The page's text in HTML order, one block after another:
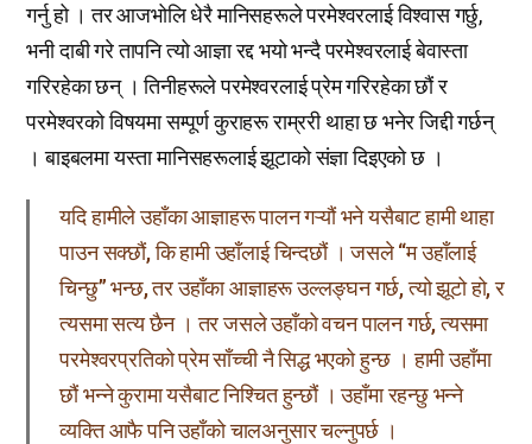
गर्नु हो । तर आजभोलि धेरै मानिसहरूले परमेश्वरलाई विश्वास गर्छु,
भनी दाबी गरे तापनि त्यो आज्ञा रद्द भयो भन्दै परमेश्वरलाई बेवास्ता
गरिरहेका छन् । तिनीहरूले परमेश्वरलाई प्रेम गरिरहेका छौं र
परमेश्वरको विषयमा सम्पूर्ण कुराहरू राम्ररी थाहा छ भनेर जिद्दी गर्छन्
। बाइबलमा यस्ता मानिसहरूलाई झूटाको संज्ञा दिइएको छ ।
यदि हामीले उहाँका आज्ञाहरू पालन गऱ्यौं भने यसैबाट हामी थाहा
पाउन सक्छौं, कि हामी उहाँलाई चिन्दछौं । जसले “म उहाँलाई
चिन्छु” भन्छ, तर उहाँका आज्ञाहरू उल्लङ्घन गर्छ, त्यो झूटो हो, र
त्यसमा सत्य छैन । तर जसले उहाँको वचन पालन गर्छ, त्यसमा
परमेश्वरप्रतिको प्रेम साँच्ची नै सिद्ध भएको हुन्छ । हामी उहाँमा
छौं भन्ने कुरामा यसैबाट निश्चित हुन्छौं । उहाँमा रहन्छु भन्ने
व्यक्ति आफै पनि उहाँको चालअनुसार चल्नुपर्छ ।